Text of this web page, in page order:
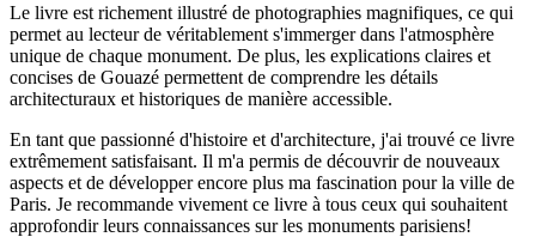
Le livre est richement illustré de photographies magnifiques, ce qui
permet au lecteur de véritablement s'immerger dans l'atmosphère
unique de chaque monument. De plus, les explications claires et
concises de Gouazé permettent de comprendre les détails
architecturaux et historiques de manière accessible.
En tant que passionné d'histoire et d'architecture, j'ai trouvé ce livre
extrêmement satisfaisant. Il m'a permis de découvrir de nouveaux
aspects et de développer encore plus ma fascination pour la ville de
Paris. Je recommande vivement ce livre à tous ceux qui souhaitent
approfondir leurs connaissances sur les monuments parisiens!